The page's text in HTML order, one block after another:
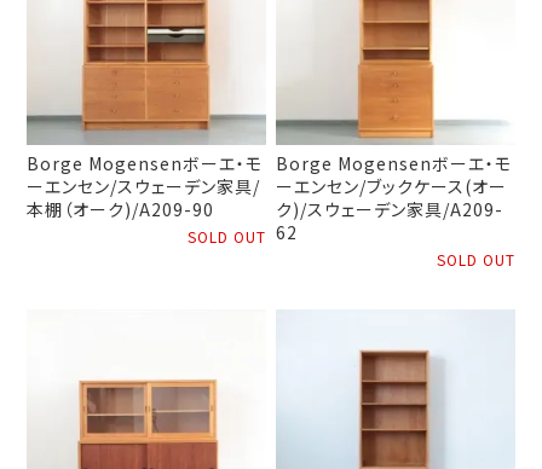
Borge Mogensenボーエ・モ
ーエンセン/スウェーデン家具/
本棚（オーク)/A209-90
SOLD OUT
Borge Mogensenボーエ・モ
ーエンセン/ブックケース(オー
ク)/スウェーデン家具/A209-
62
SOLD OUT